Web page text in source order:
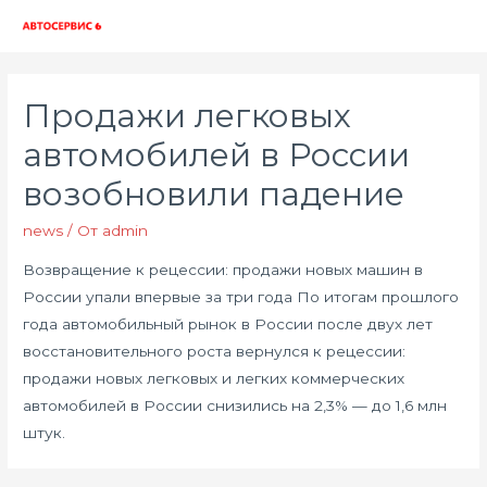
Продажи легковых
автомобилей в России
возобновили падение
news / От admin
Возвращение к рецессии: продажи новых машин в
России упали впервые за три года По итогам прошлого
года автомобильный рынок в России после двух лет
восстановительного роста вернулся к рецессии:
продажи новых легковых и легких коммерческих
автомобилей в России снизились на 2,3% — до 1,6 млн
штук.